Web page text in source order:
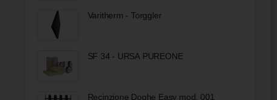
Varitherm - Torggler
SF 34 - URSA PUREONE
Recinzione Doghe Easy mod. 001